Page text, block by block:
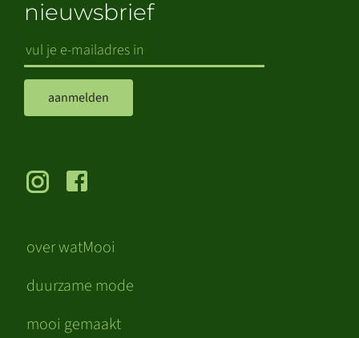
over watMooi
duurzame mode
mooi gemaakt
nieuwsbrief
aanmelden